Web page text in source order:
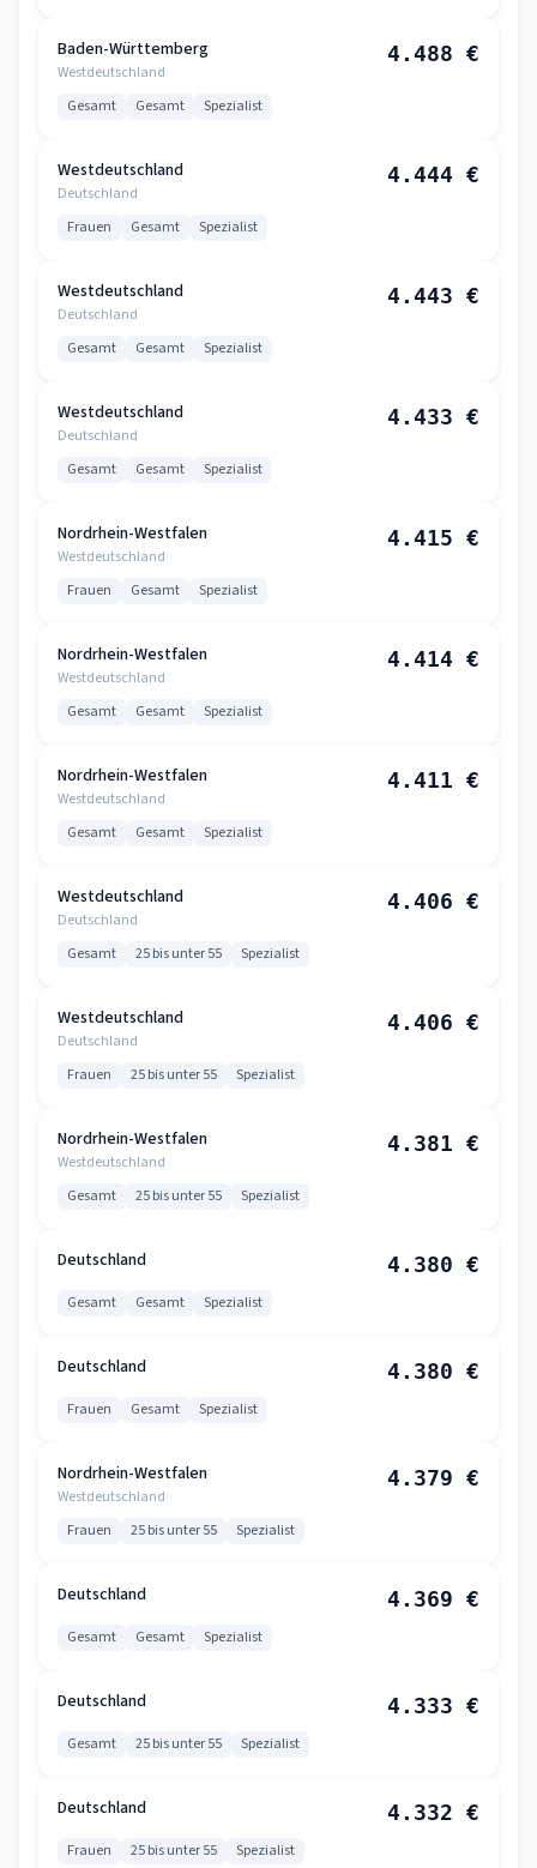
Baden-Württemberg
Westdeutschland
4.488 €
Gesamt Gesamt Spezialist
Westdeutschland
Deutschland
4.444 €
Frauen Gesamt Spezialist
Westdeutschland
Deutschland
4.443 €
Gesamt Gesamt Spezialist
Westdeutschland
Deutschland
4.433 €
Gesamt Gesamt Spezialist
Nordrhein-Westfalen
Westdeutschland
4.415 €
Frauen Gesamt Spezialist
Nordrhein-Westfalen
Westdeutschland
4.414 €
Gesamt Gesamt Spezialist
Nordrhein-Westfalen
Westdeutschland
4.411 €
Gesamt Gesamt Spezialist
Westdeutschland
Deutschland
4.406 €
Gesamt 25 bis unter 55 Spezialist
Westdeutschland
Deutschland
4.406 €
Frauen 25 bis unter 55 Spezialist
Nordrhein-Westfalen
Westdeutschland
4.381 €
Gesamt 25 bis unter 55 Spezialist
Deutschland 4.380 €
Gesamt Gesamt Spezialist
Deutschland 4.380 €
Frauen Gesamt Spezialist
Nordrhein-Westfalen
Westdeutschland
4.379 €
Frauen 25 bis unter 55 Spezialist
Deutschland 4.369 €
Gesamt Gesamt Spezialist
Deutschland 4.333 €
Gesamt 25 bis unter 55 Spezialist
Deutschland 4.332 €
Frauen 25 bis unter 55 Spezialist